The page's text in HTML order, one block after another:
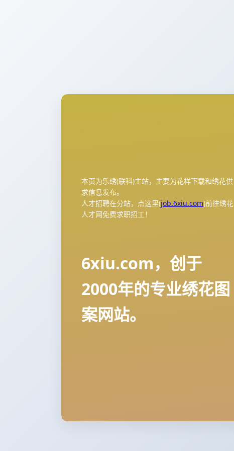
本页为乐绣(联科)主站，主要为花样下载和绣花供
求信息发布。
人才招聘在分站，点这里(job.6xiu.com)前往绣花
人才网免费求职招工！
6xiu.com，创于
2000年的专业绣花图
案网站。